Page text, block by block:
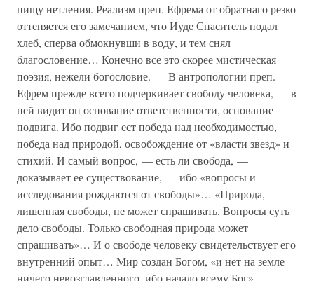
пищу нетления. Реализм преп. Ефрема от обратнаго резко
оттеняется его замечанием, что Иуде Спаситель подал
хлеб, сперва обмокнувши в воду, и тем снял
благословение… Конечно все это скорее мистическая
поэзия, нежели богословие. — В антропологии преп.
Ефрем прежде всего подчеркивает свободу человека, — в
ней видит он основание ответственности, основание
подвига. Ибо подвиг ест победа над необходимостью,
победа над природой, освобождение от «власти звезд» и
стихий. И самый вопрос, — есть ли свобода, —
доказывает ее существование, — ибо «вопросы и
исследования рождаются от свободы»… «Природа,
лишенная свободы, не может спрашивать. Вопросы суть
дело свободы. Только свободная природа может
спрашивать»… И о свободе человеку свидетельствует его
внутренний опыт… Мир создан Богом, «и нет на земле
ничего невозглавленного, ибо начало всему Бог»…